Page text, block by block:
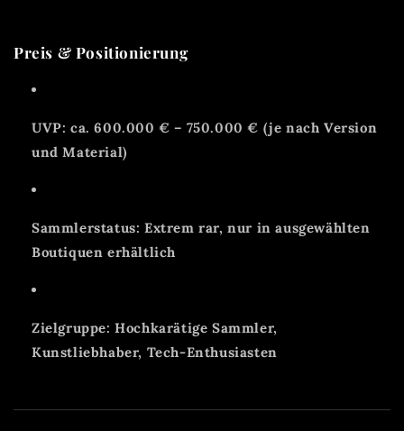
Preis & Positionierung
UVP: ca. 600.000 € – 750.000 € (je nach Version
und Material)
Sammlerstatus: Extrem rar, nur in ausgewählten
Boutiquen erhältlich
Zielgruppe: Hochkarätige Sammler,
Kunstliebhaber, Tech-Enthusiasten